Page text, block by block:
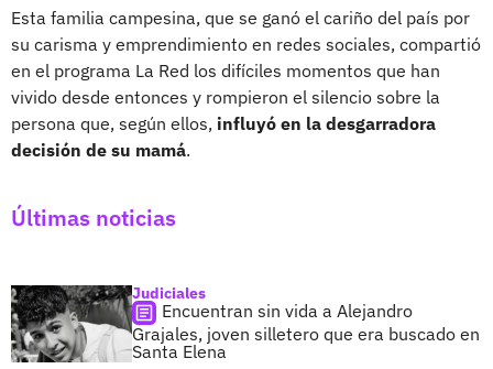
Esta familia campesina, que se ganó el cariño del país por
su carisma y emprendimiento en redes sociales, compartió
en el programa La Red los difíciles momentos que han
vivido desde entonces y rompieron el silencio sobre la
persona que, según ellos, influyó en la desgarradora
decisión de su mamá.
Últimas noticias
Judiciales
Encuentran sin vida a Alejandro
Grajales, joven silletero que era buscado en
Santa Elena